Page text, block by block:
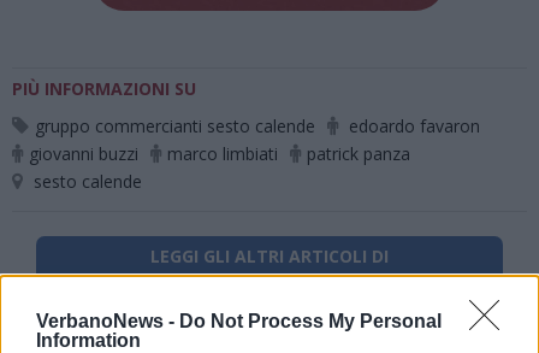
VerbanoNews - Do Not Process My Personal
Information
PIÙ INFORMAZIONI SU
gruppo commercianti sesto calende
edoardo favaron
giovanni buzzi
marco limbiati
patrick panza
sesto calende
LEGGI GLI ALTRI ARTICOLI DI
LAGO MAGGIORE